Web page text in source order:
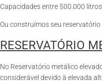
Capacidades entre 500.000
Ou construímos seu reservatório
RESERVATÓRIO
No Reservatório metálico
considerável devido à elevada